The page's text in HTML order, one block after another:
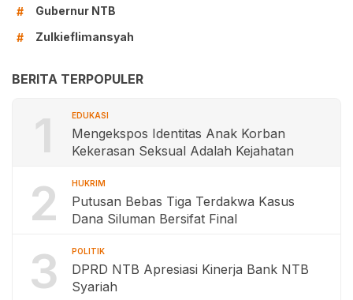
#
Gubernur NTB
#
Zulkieflimansyah
BERITA TERPOPULER
1 EDUKASI
Mengekspos Identitas Anak Korban
Kekerasan Seksual Adalah Kejahatan
2 HUKRIM
Putusan Bebas Tiga Terdakwa Kasus
Dana Siluman Bersifat Final
3 POLITIK
DPRD NTB Apresiasi Kinerja Bank NTB
Syariah